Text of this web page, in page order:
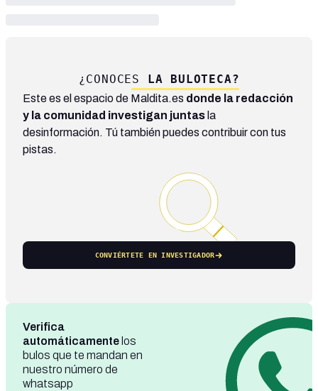
¿CONOCES LA BULOTECA?
Este es el espacio de Maldita.es donde la redacción
y la comunidad investigan juntas la
desinformación. Tú también puedes contribuir con tus
pistas.
CONVIÉRTETE EN INVESTIGADOR
Verifica
automáticamente los
bulos que te mandan en
nuestro número de
whatsapp